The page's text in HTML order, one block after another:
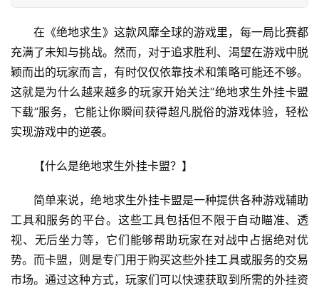
在《绝地求生》这款风靡全球的游戏里，每一局比赛都
充满了未知与挑战。然而，对于追求胜利、渴望在游戏中脱
颖而出的玩家而言，有时仅仅依靠技术和策略可能还不够。
这就是为什么越来越多的玩家开始关注“绝地求生外挂卡盟
下载”服务，它能让你瞬间获得超凡脱俗的游戏体验，轻松
实现游戏中的逆袭。
【什么是绝地求生外挂卡盟？】
简单来说，绝地求生外挂卡盟是一种提供各种游戏辅助
工具和服务的平台。这些工具包括但不限于自动瞄准、透
视、无后坐力等，它们能够帮助玩家在对战中占据绝对优
势。而卡盟，则是专门用于购买这些外挂工具或服务的交易
市场。通过这种方式，玩家们可以快速获取到所需的外挂资